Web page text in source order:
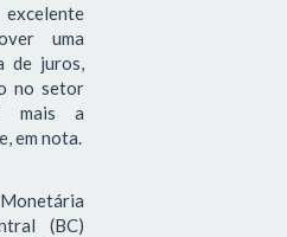
uma
de juros,
no setor
mais a
em nota.
(BC)